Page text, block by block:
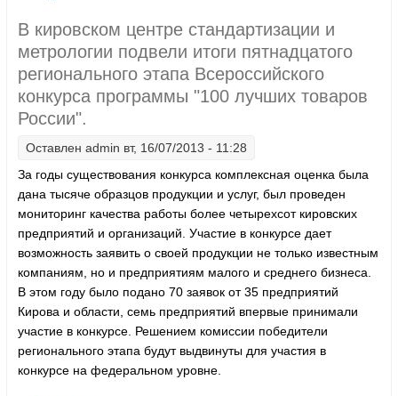
Всероссийский конкурс
В кировском центре стандартизации и
метрологии подвели итоги пятнадцатого
регионального этапа Всероссийского
конкурса программы "100 лучших товаров
России".
Оставлен admin вт, 16/07/2013 - 11:28
За годы существования конкурса комплексная оценка была
дана тысяче образцов продукции и услуг, был проведен
мониторинг качества работы более четырехсот кировских
предприятий и организаций. Участие в конкурсе дает
возможность заявить о своей продукции не только известным
компаниям, но и предприятиям малого и среднего бизнеса.
В этом году было подано 70 заявок от 35 предприятий
Кирова и области, семь предприятий впервые принимали
участие в конкурсе. Решением комиссии победители
регионального этапа будут выдвинуты для участия в
конкурсе на федеральном уровне.